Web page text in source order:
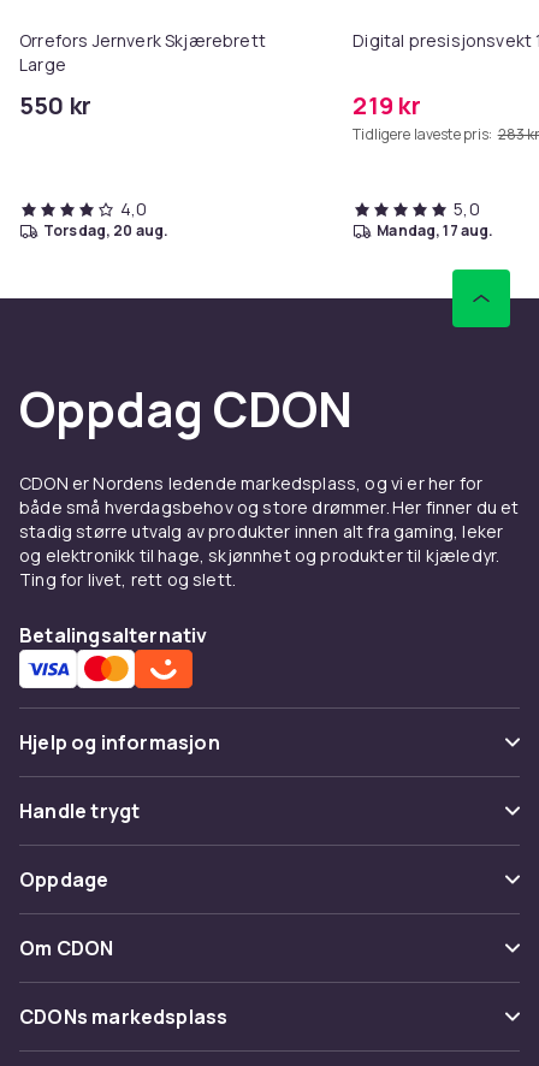
Orrefors Jernverk Skjærebrett
Large
550 kr
4,0
torsdag, 20 aug.
Digital presisjonsvekt
219 kr
Tidligere laveste pris: 283
5,0
mandag, 17 aug.
Oppdag CDON
CDON er Nordens ledende markedsplass, og vi er her for
både små hverdagsbehov og store drømmer. Her finner du et
stadig større utvalg av produkter innen alt fra gaming, leker
og elektronikk til hage, skjønnhet og produkter til kjæledyr.
Ting for livet, rett og slett.
Betalingsalternativ
Hjelp og informasjon
Vanlige spørsmål
Spor pakke
Angre & returner her
Kontakt oss
Handle trygt
Betaling
Levering
Tilbakekallinger
Oppdage
Kategorier
Varemerker
Om CDON
Om oss
Kundeanmeldelser
CDONs markedsplass